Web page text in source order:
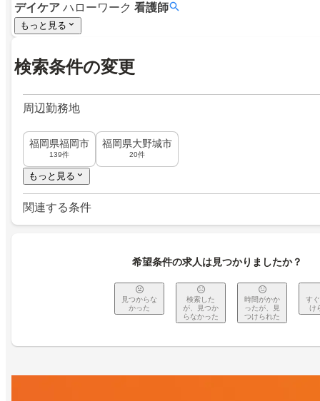
デイケア ハローワーク 看護師
もっと見る
検索条件の変更
周辺勤務地
福岡県福岡市
139件
福岡県大野城市
20件
もっと見る
関連する条件
希望条件の求人は見つかりましたか？
見つからな
かった
検索した
が、見つか
らなかった
時間がかか
ったが、見
つけられた
す
け